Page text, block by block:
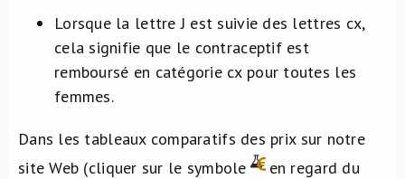
Lorsque la lettre J est suivie des lettres cx,
cela signifie que le contraceptif est
remboursé en catégorie cx pour toutes les
femmes.
Dans les tableaux comparatifs des prix sur notre
site Web (cliquer sur le symbole
en regard du